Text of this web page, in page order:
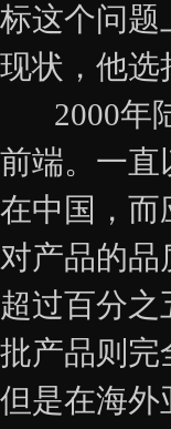
标这个问题
现状，他选
2000年陆
前端。一直
在中国，而
对产品的
超过百分之
批产品则完
但是在海外